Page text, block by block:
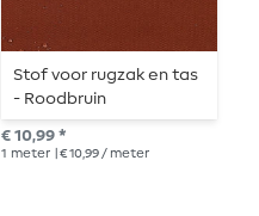
Stof voor rugzak en tas
- Roodbruin
€ 10,99 *
1 meter | € 10,99 / meter